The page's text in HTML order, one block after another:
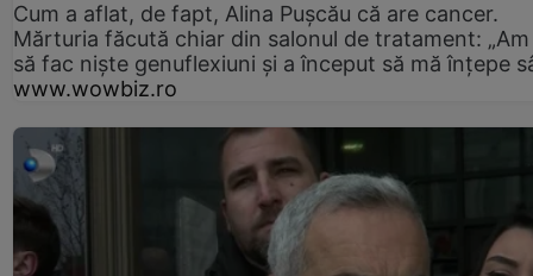
Cum a aflat, de fapt, Alina Pușcău că are cancer.
Mărturia făcută chiar din salonul de tratament:
să fac niște genuflexiuni și a început să mă înțepe
www.wowbiz.ro